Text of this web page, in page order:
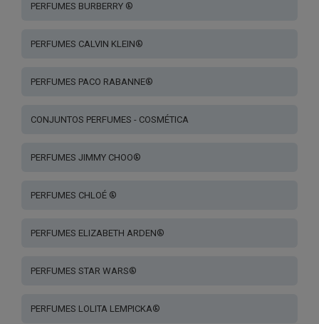
PERFUMES BURBERRY ®
PERFUMES CALVIN KLEIN®
PERFUMES PACO RABANNE®
CONJUNTOS PERFUMES - COSMÉTICA
PERFUMES JIMMY CHOO®
PERFUMES CHLOÉ ®
PERFUMES ELIZABETH ARDEN®
PERFUMES STAR WARS®
PERFUMES LOLITA LEMPICKA®